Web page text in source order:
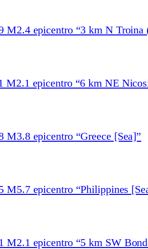
M2.4 epicentro “3 km N Troina
M2.1 epicentro “6 km NE
M3.8 epicentro “Greece [Sea]”
M5.7 epicentro “Philippines
M2.1 epicentro “5 km SW